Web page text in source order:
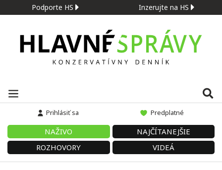
Podporte HS Inzerujte na HS
Prihlásiť sa Predplatné
NAŽIVO
NAJČÍTANEJŠIE
ROZHOVORY
VIDEÁ